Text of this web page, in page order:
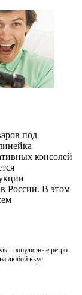
под
консолей
России. В этом
- популярные ретро
любой вкус